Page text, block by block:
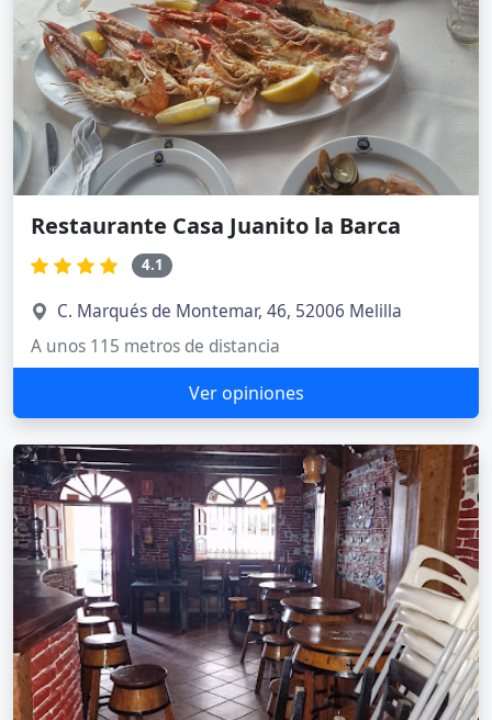
Restaurante Casa Juanito la Barca
4.1
C. Marqués de Montemar, 46, 52006 Melilla
A unos 115 metros de distancia
Ver opiniones